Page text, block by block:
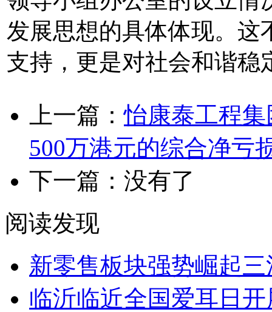
发展思想的具体体现。这
支持，更是对社会和谐稳
上一篇：怡康泰工程
500万港元的综合净亏
下一篇：没有了
阅读发现
新零售板块强势崛起
临沂临近全国爱耳日